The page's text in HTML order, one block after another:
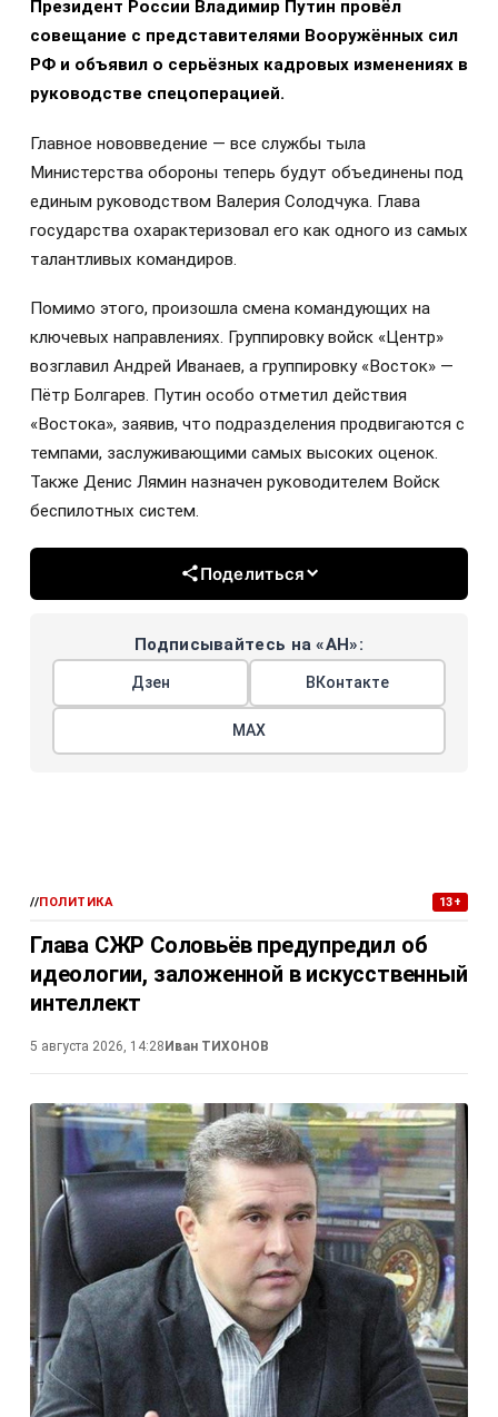
Президент России Владимир Путин провёл
совещание с представителями Вооружённых сил
РФ и объявил о серьёзных кадровых изменениях в
руководстве спецоперацией.
Главное нововведение — все службы тыла
Министерства обороны теперь будут объединены под
единым руководством Валерия Солодчука. Глава
государства охарактеризовал его как одного из самых
талантливых командиров.
Помимо этого, произошла смена командующих на
ключевых направлениях. Группировку войск «Центр»
возглавил Андрей Иванаев, а группировку «Восток» —
Пётр Болгарев. Путин особо отметил действия
«Востока», заявив, что подразделения продвигаются с
темпами, заслуживающими самых высоких оценок.
Также Денис Лямин назначен руководителем Войск
беспилотных систем.
Поделиться
Подписывайтесь на «АН»:
Дзен ВКонтакте
МАХ
//ПОЛИТИКА 13+
Глава СЖР Соловьёв предупредил об
идеологии, заложенной в искусственный
интеллект
5 августа 2026, 14:28Иван ТИХОНОВ